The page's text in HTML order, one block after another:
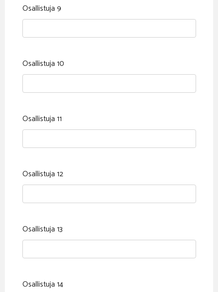
Osallistuja 9
Osallistuja 10
Osallistuja 11
Osallistuja 12
Osallistuja 13
Osallistuja 14